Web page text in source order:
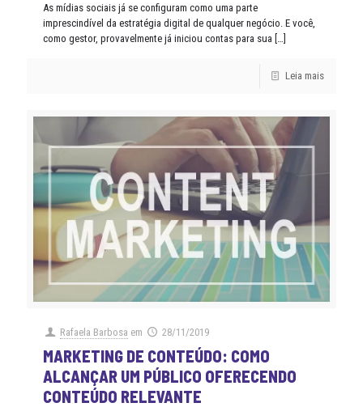
As mídias sociais já se configuram como uma parte
imprescindível da estratégia digital de qualquer negócio. E você,
como gestor, provavelmente já iniciou contas para sua
Leia mais
Rafaela Barbosa em 28/11/2019
MARKETING DE CONTEÚDO: COMO
ALCANÇAR UM PÚBLICO OFERECENDO
CONTEÚDO RELEVANTE